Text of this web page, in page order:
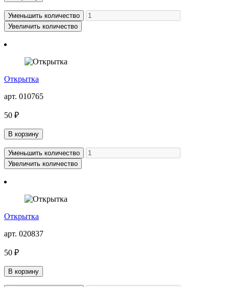
Уменьшить количество
Увеличить количество
Открытка
арт. 010765
50 ₽
В корзину
Уменьшить количество
Увеличить количество
Открытка
арт. 020837
50 ₽
В корзину